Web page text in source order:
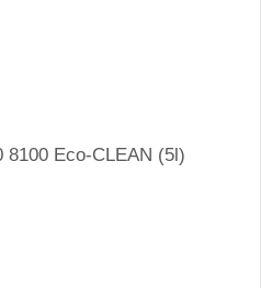
8100 Eco-CLEAN (5l)